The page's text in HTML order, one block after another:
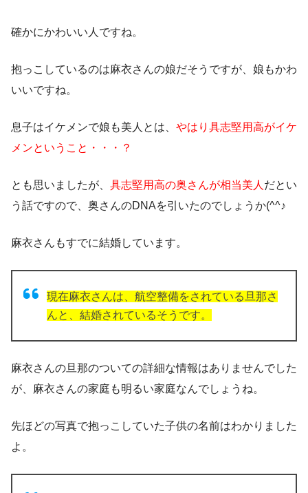
確かにかわいい人ですね。
抱っこしているのは麻衣さんの娘だそうですが、 娘もかわ
いいですね。
息子はイケメンで娘も美人とは、 やはり具志堅用高がイケ
メンということ・・・？
とも思いましたが、 具志堅用高の奥さんが相当美人 だとい
う話ですので、奥さんのDNAを引いたのでしょうか(^^♪
麻衣さんもすでに結婚しています。
現在麻衣さんは、航空整備をされている旦那さ
んと、結婚されているそうです。
麻衣さんの旦那のついての詳細な情報はありませんでした
が、麻衣さんの家庭も明るい家庭なんでしょうね。
先ほどの写真で抱っこしていた子供の名前はわかりました
よ。